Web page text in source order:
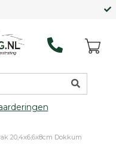
20,4x6,6x8cm Dokkum